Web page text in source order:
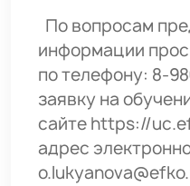
По вопросам
информации
по телефону: 8-
заявку на
сайте https://
адрес